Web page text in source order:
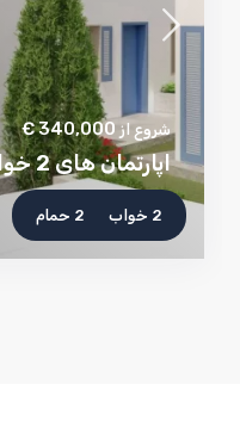
شروع از
اپارتمان های 2 خوابه در مولوس
2 خواب 2 حمام